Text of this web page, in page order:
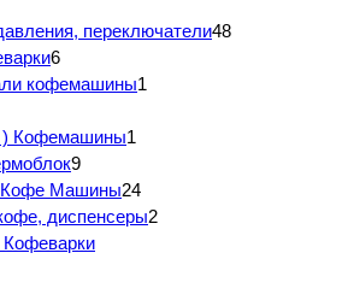
переключатели48
6
кофемашины1
) Кофемашины1
9
Кофе Машины24
диспенсеры2